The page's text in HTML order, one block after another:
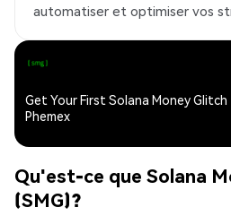
automatiser et optimiser vos
Get Your First Solana Money Glitch
Phemex
Qu'est-ce que Solana
(SMG)?